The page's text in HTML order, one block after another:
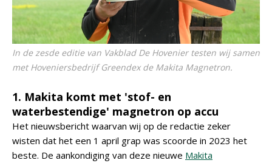
In de zesde editie van Vakblad De Hovenier testen wij samen
met Hoveniersbedrijf Greendex de Makita Magnetron.
1. Makita komt met 'stof- en
waterbestendige' magnetron op accu
Het nieuwsbericht waarvan wij op de redactie zeker
wisten dat het een 1 april grap was scoorde in 2023 het
beste. De aankondiging van deze nieuwe Makita